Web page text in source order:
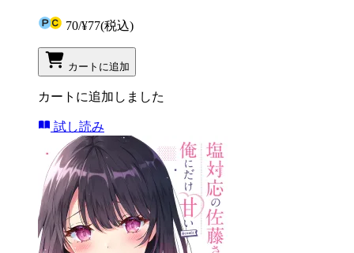
70/¥77(税込)
カートに追加
カートに追加しました
試し読み